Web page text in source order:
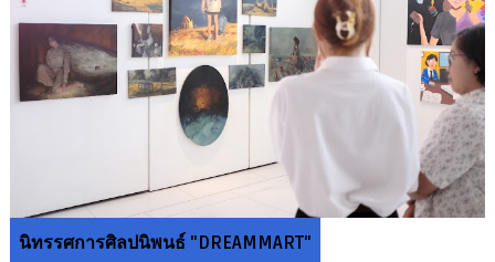
นิทรรศการศิลปนิพนธ์ "DREAMMART"